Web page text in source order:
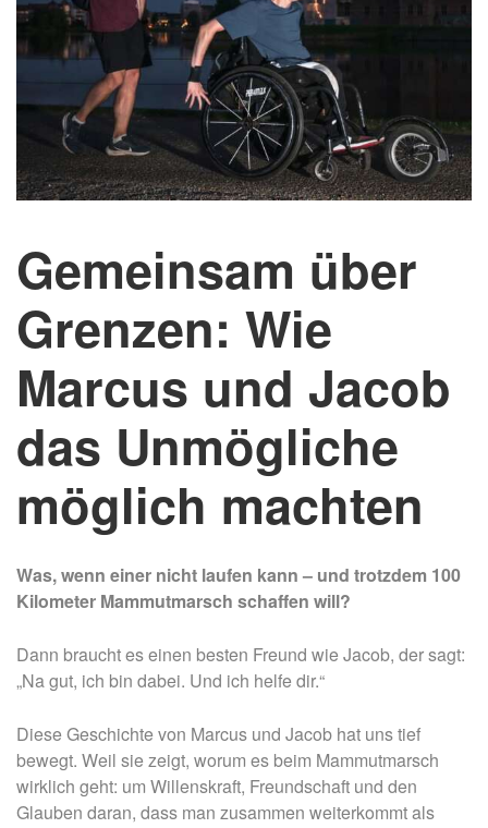
Gemeinsam über
Grenzen: Wie
Marcus und Jacob
das Unmögliche
möglich machten
Was, wenn einer nicht laufen kann – und trotzdem 100
Kilometer Mammutmarsch schaffen will?
Dann braucht es einen besten Freund wie Jacob, der sagt:
„Na gut, ich bin dabei. Und ich helfe dir.“
Diese Geschichte von Marcus und Jacob hat uns tief
bewegt. Weil sie zeigt, worum es beim Mammutmarsch
wirklich geht: um Willenskraft, Freundschaft und den
Glauben daran, dass man zusammen weiterkommt als